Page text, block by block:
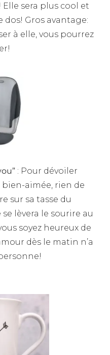
sera plus cool et
Gros avantage:
à elle, vous pourrez
: Pour dévoiler
aimée, rien de
sur sa tasse du
lèvera le sourire au
soyez heureux de
dès le matin n’a